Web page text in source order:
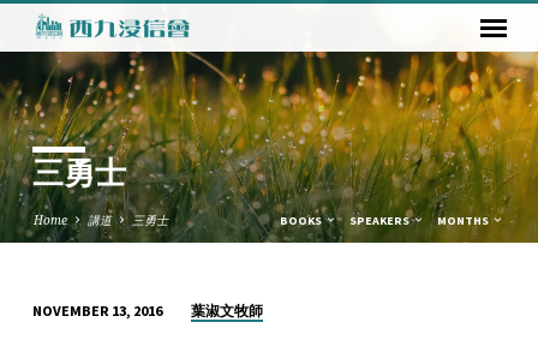
三勇士
Home 講道 三勇士 BOOKS SPEAKERS MONTHS
NOVEMBER 13, 2016 葉淑文牧師